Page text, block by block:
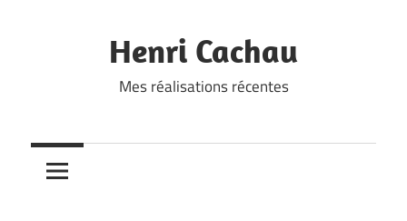
Henri Cachau
Mes réalisations récentes